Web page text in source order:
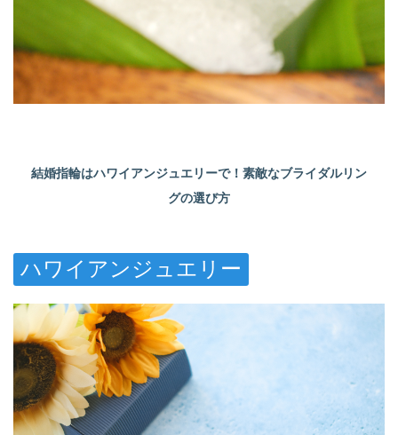
結婚指輪はハワイアンジュエリーで！素敵なブライダルリン
グの選び方
ハワイアンジュエリー